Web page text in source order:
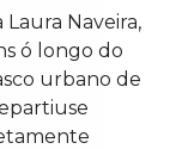
Naveira,
ó longo do
urbano de